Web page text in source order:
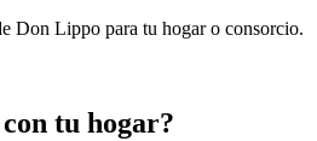
Don Lippo para tu hogar o consorcio.
tu hogar?